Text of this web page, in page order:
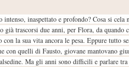
intenso, inaspettato e profondo? Cosa si
già trascorsi due anni, per Flora, da
la sua vita ancora le pesa. Eppure tutto
con quelli di Fausto, giovane mantovano
Ma gli anni sono difficili e parlare